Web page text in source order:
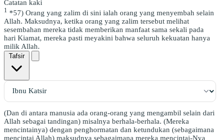
Catatan kaki
1 *57) Orang yang zalim di sini ialah orang yang menyembah selain
Allah. Maksudnya, ketika orang yang zalim tersebut melihat
sesembahan mereka tidak memberikan manfaat sama sekali pada
hari Kiamat, mereka pasti meyakini bahwa seluruh kekuatan hanya
milik Allah.
Tafsir
(Dan di antara manusia ada orang-orang yang mengambil selain dari
Allah sebagai tandingan) misalnya berhala-berhala. (Mereka
mencintainya) dengan penghormatan dan ketundukan (sebagaimana
mencintai Allah) maksudnya sebagaimana mereka mencintai-Nya